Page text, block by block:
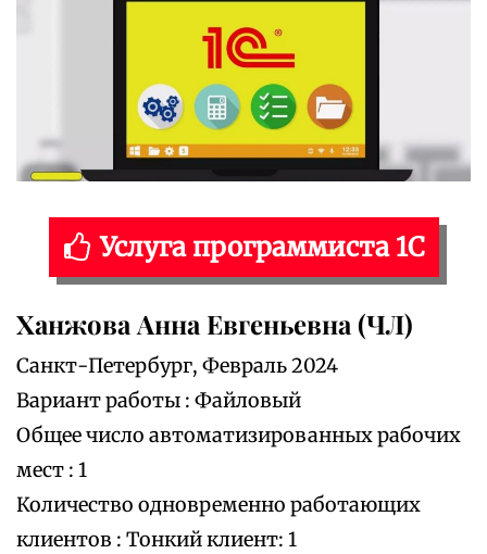
Услуга программиста 1С
Ханжова Анна Евгеньевна (ЧЛ)
Санкт-Петербург, Февраль 2024
Вариант работы : Файловый
Общее число автоматизированных рабочих
мест : 1
Количество одновременно работающих
клиентов : Тонкий клиент: 1